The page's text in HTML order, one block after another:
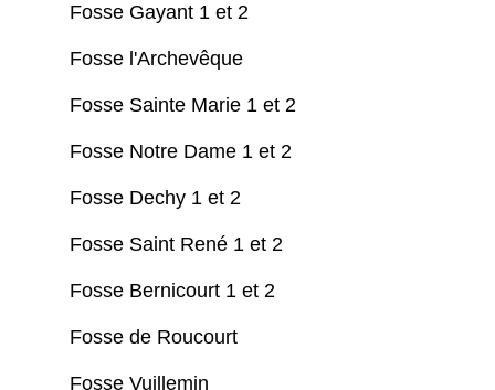
Fosse Gayant 1 et 2
Fosse l'Archevêque
Fosse Sainte Marie 1 et 2
Fosse Notre Dame 1 et 2
Fosse Dechy 1 et 2
Fosse Saint René 1 et 2
Fosse Bernicourt 1 et 2
Fosse de Roucourt
Fosse Vuillemin